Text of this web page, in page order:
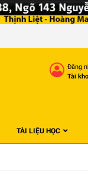
Đăng
Tài
TÀI LIỆU HỌC